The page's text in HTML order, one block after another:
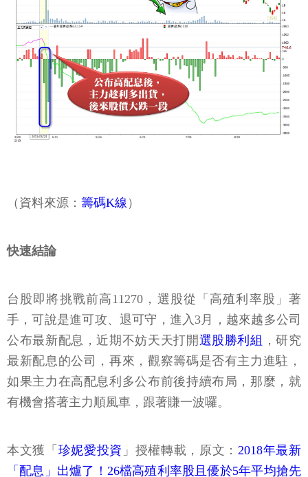
（資料來源： 籌碼K線 ）
快速結論
台股即將挑戰前高11270，選股從「高殖利率股」著
手，可說是進可攻、退可守，進入3月，越來越多公司
公布最新配息，近期不妨天天打開選股勝利組 ，研究
最新配息的公司，再來，觀察籌碼是否有主力進駐，
如果主力在高配息利多公布前後持續布局，那麼，就
有機會搭著主力順風車，跟著賺一波囉。
本文獲「 珍妮愛投資 」授權轉載，原文：2018年最新
「配息」出爐了！26檔高殖利率股且優於5年平均搶先